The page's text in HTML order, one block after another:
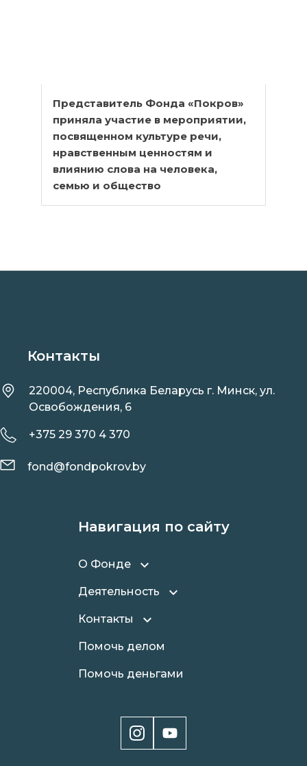
Представитель Фонда «Покров»
приняла участие в мероприятии,
посвященном культуре речи,
нравственным ценностям и
влиянию слова на человека,
семью и общество
Контакты
220004, Республика Беларусь г. Минск, ул.
Освобождения, 6
+375 29 370 4 370
fond@fondpokrov.by
Навигация по сайту
О Фонде
Деятельность
Контакты
Помочь делом
Помочь деньгами